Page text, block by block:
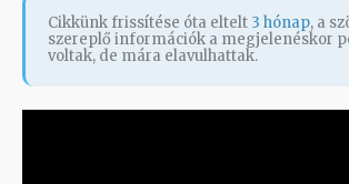
Cikkünk frissítése óta eltelt 3 hónap, a
szereplő információk a megjelenéskor
voltak, de mára elavulhattak.